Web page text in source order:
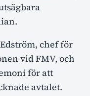
chef för
vid FMV, och
för att
avtalet.